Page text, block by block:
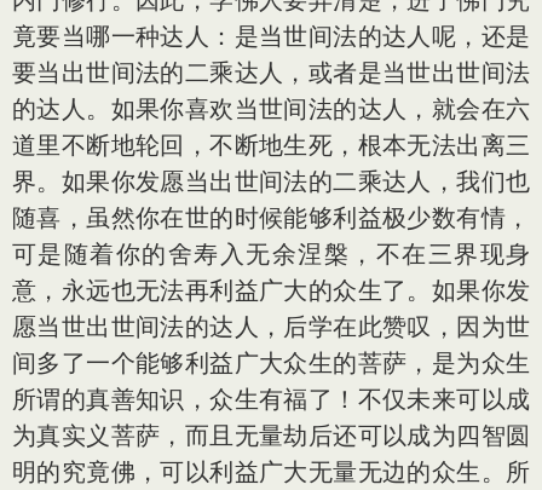
竟要当哪一种达人：是当世间法的达人呢，还是
要当出世间法的二乘达人，或者是当世出世间法
的达人。如果你喜欢当世间法的达人，就会在六
道里不断地轮回，不断地生死，根本无法出离三
界。如果你发愿当出世间法的二乘达人，我们也
随喜，虽然你在世的时候能够利益极少数有情，
可是随着你的舍寿入无余涅槃，不在三界现身
意，永远也无法再利益广大的众生了。如果你发
愿当世出世间法的达人，后学在此赞叹，因为世
间多了一个能够利益广大众生的菩萨，是为众生
所谓的真善知识，众生有福了！不仅未来可以成
为真实义菩萨，而且无量劫后还可以成为四智圆
明的究竟佛，可以利益广大无量无边的众生。所